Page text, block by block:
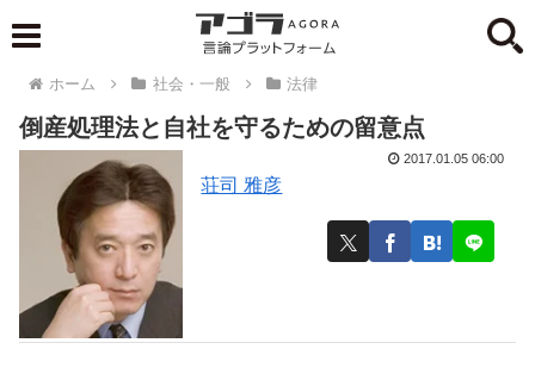
ホーム 社会・一般 法律
倒産処理法と自社を守るための留意点
荘司 雅彦
2017.01.05 06:00